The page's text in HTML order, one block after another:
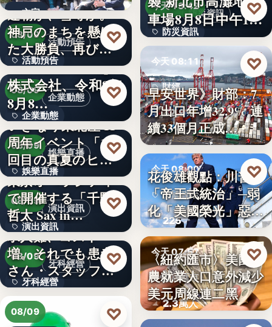
文字
求人票・…
活動預告
08/09
活動預告
300人
連覇か、雪辱か。
神戸のまちを懸け
た大勝負、再び！
…
♡
企業動態
08/09
企業動態
文字
Internnect Group
株式会社、令和8年
8月8…
♡
娛樂直播
08/09
娛樂直播
11
いぎなり東北産 11
周年イベント「11
回目の真夏のヒロ
イ…
♡
演出資訊
08/09
演出資訊
3
東京オペラシティ
で開催する「千野
哲太 Sax in…
♡
牙科經營
08/09
牙科經營
3,700万円
求人難、コスト
増。それでも患者
さん・スタッフ・
院長を豊か…
♡
08/09 ♡
防災資訊
今天 13:42
防災資訊
文字
車場8月8日中午12
時…
♡
今天 08:11
財經
32.9%
早安世界》財部：7
月出口年增32.9% 連
續33個月正成…
♡
今天 08:00
美國政治
225
花俊雄觀點：川普
「帝王式統治」─弱
化「美國榮光」惡化
「民…
♡
今天 07:57
財經匯市
2.3萬人
〈紐約匯市〉美國非
農就業人口意外減少
美元周線連二黑
♡